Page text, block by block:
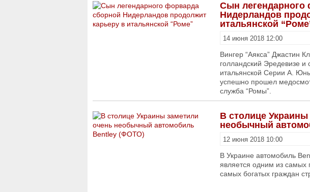
Сын легендарного
Нидерландов
итальянской
14 июня 2018 12:00
Вингер “Аякса” Джастин
голландский Эредевизе и
итальянской Серии А.
успешно прошел
служба “Ромы”.
В столице
необычный
12 июня 2018 10:00
В Украине автомобиль
является одним из самых
самых богатых граждан